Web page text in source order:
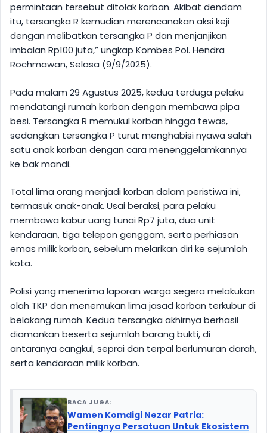
permintaan tersebut ditolak korban. Akibat dendam
itu, tersangka R kemudian merencanakan aksi keji
dengan melibatkan tersangka P dan menjanjikan
imbalan Rp100 juta,” ungkap Kombes Pol. Hendra
Rochmawan, Selasa (9/9/2025).
Pada malam 29 Agustus 2025, kedua terduga pelaku
mendatangi rumah korban dengan membawa pipa
besi. Tersangka R memukul korban hingga tewas,
sedangkan tersangka P turut menghabisi nyawa salah
satu anak korban dengan cara menenggelamkannya
ke bak mandi.
Total lima orang menjadi korban dalam peristiwa ini,
termasuk anak-anak. Usai beraksi, para pelaku
membawa kabur uang tunai Rp7 juta, dua unit
kendaraan, tiga telepon genggam, serta perhiasan
emas milik korban, sebelum melarikan diri ke sejumlah
kota.
Polisi yang menerima laporan warga segera melakukan
olah TKP dan menemukan lima jasad korban terkubur di
belakang rumah. Kedua tersangka akhirnya berhasil
diamankan beserta sejumlah barang bukti, di
antaranya cangkul, seprai dan terpal berlumuran darah,
serta kendaraan milik korban.
BACA JUGA:
Wamen Komdigi Nezar Patria:
Pentingnya Persatuan Untuk Ekosistem